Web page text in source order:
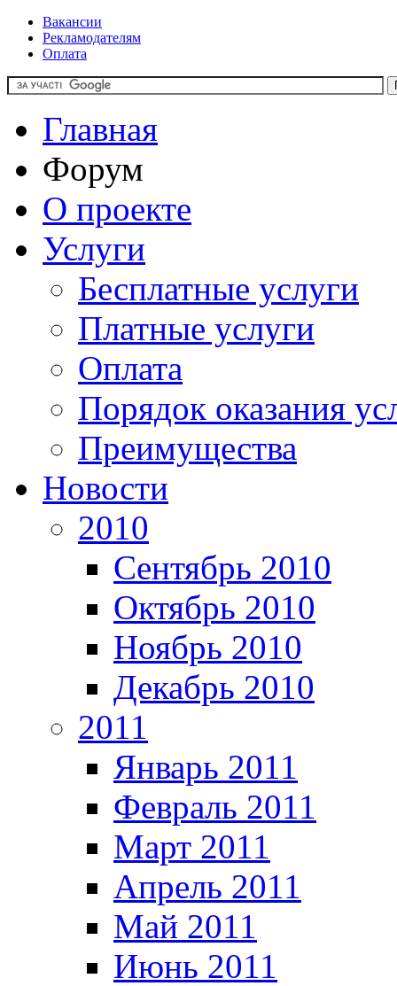
Вакансии
Рекламодателям
Оплата
Главная
Форум
О проекте
Услуги
Бесплатные услуги
Платные услуги
Оплата
Порядок оказания
Преимущества
Новости
2010
Сентябрь 2010
Октябрь 2010
Ноябрь 2010
Декабрь 2010
2011
Январь 2011
Февраль 2011
Март 2011
Апрель 2011
Май 2011
Июнь 2011